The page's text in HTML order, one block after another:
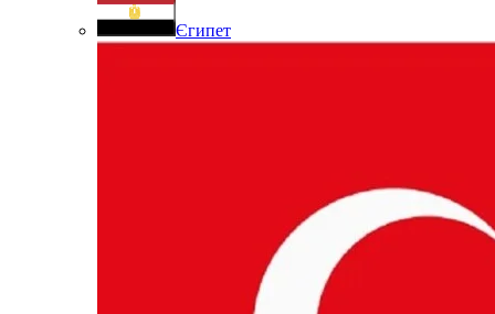
Єгипет